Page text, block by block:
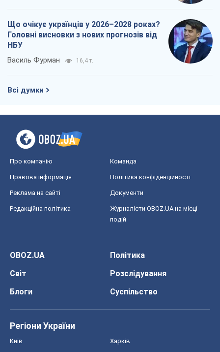
Що очікує українців у 2026–2028 роках?
Головні висновки з нових прогнозів від
НБУ
Василь Фурман 16,4 т.
Всі думки
Про компанію Команда
Правова інформація Політика конфіденційності
Реклама на сайті Документи
Редакційна політика
Журналісти OBOZ.UA на місці
подій
OBOZ.UA
Політика
Світ
Розслідування
Блоги
Суспільство
Регіони України
Київ Харків